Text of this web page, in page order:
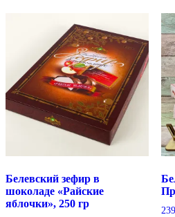
Белевский зефир в
шоколаде «Райские
яблочки», 250 гр